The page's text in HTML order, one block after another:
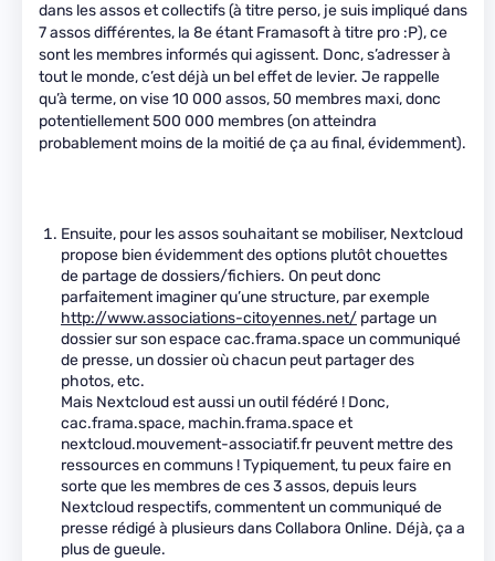
dans les assos et collectifs (à titre perso, je suis impliqué dans
7 assos différentes, la 8e étant Framasoft à titre pro :P), ce
sont les membres informés qui agissent. Donc, s’adresser à
tout le monde, c’est déjà un bel effet de levier. Je rappelle
qu’à terme, on vise 10 000 assos, 50 membres maxi, donc
potentiellement 500 000 membres (on atteindra
probablement moins de la moitié de ça au final, évidemment).
Ensuite, pour les assos souhaitant se mobiliser, Nextcloud
propose bien évidemment des options plutôt chouettes
de partage de dossiers/fichiers. On peut donc
parfaitement imaginer qu’une structure, par exemple
http://www.associations-citoyennes.net/ partage un
dossier sur son espace cac.frama.space un communiqué
de presse, un dossier où chacun peut partager des
photos, etc.
Mais Nextcloud est aussi un outil fédéré ! Donc,
cac.frama.space, machin.frama.space et
nextcloud.mouvement-associatif.fr peuvent mettre des
ressources en communs ! Typiquement, tu peux faire en
sorte que les membres de ces 3 assos, depuis leurs
Nextcloud respectifs, commentent un communiqué de
presse rédigé à plusieurs dans Collabora Online. Déjà, ça a
plus de gueule.